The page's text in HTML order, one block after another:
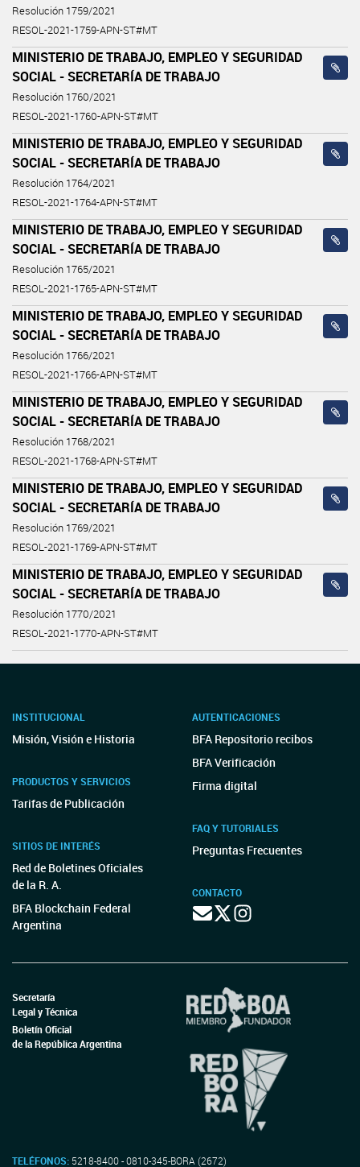
Resolución 1759/2021
RESOL-2021-1759-APN-ST#MT
MINISTERIO DE TRABAJO, EMPLEO Y SEGURIDAD
SOCIAL - SECRETARÍA DE TRABAJO
Resolución 1760/2021
RESOL-2021-1760-APN-ST#MT
MINISTERIO DE TRABAJO, EMPLEO Y SEGURIDAD
SOCIAL - SECRETARÍA DE TRABAJO
Resolución 1764/2021
RESOL-2021-1764-APN-ST#MT
MINISTERIO DE TRABAJO, EMPLEO Y SEGURIDAD
SOCIAL - SECRETARÍA DE TRABAJO
Resolución 1765/2021
RESOL-2021-1765-APN-ST#MT
MINISTERIO DE TRABAJO, EMPLEO Y SEGURIDAD
SOCIAL - SECRETARÍA DE TRABAJO
Resolución 1766/2021
RESOL-2021-1766-APN-ST#MT
MINISTERIO DE TRABAJO, EMPLEO Y SEGURIDAD
SOCIAL - SECRETARÍA DE TRABAJO
Resolución 1768/2021
RESOL-2021-1768-APN-ST#MT
MINISTERIO DE TRABAJO, EMPLEO Y SEGURIDAD
SOCIAL - SECRETARÍA DE TRABAJO
Resolución 1769/2021
RESOL-2021-1769-APN-ST#MT
MINISTERIO DE TRABAJO, EMPLEO Y SEGURIDAD
SOCIAL - SECRETARÍA DE TRABAJO
Resolución 1770/2021
RESOL-2021-1770-APN-ST#MT
INSTITUCIONAL
Misión, Visión e Historia
PRODUCTOS Y SERVICIOS
Tarifas de Publicación
SITIOS DE INTERÉS
Red de Boletines Oficiales
de la R. A.
BFA Blockchain Federal
Argentina
AUTENTICACIONES
BFA Repositorio recibos
BFA Verificación
Firma digital
FAQ Y TUTORIALES
Preguntas Frecuentes
CONTACTO
Secretaría
Legal y Técnica
Boletín Oficial
de la República Argentina
TELÉFONOS: 5218-8400 - 0810-345-BORA (2672)